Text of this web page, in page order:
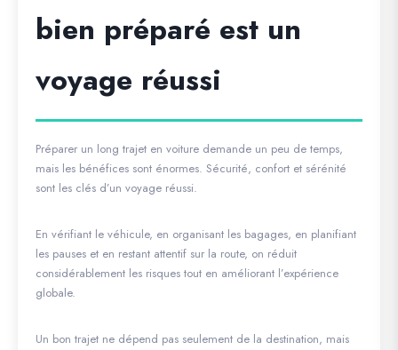
bien préparé est un
voyage réussi
Préparer un long trajet en voiture demande un peu de temps,
mais les bénéfices sont énormes. Sécurité, confort et sérénité
sont les clés d’un voyage réussi.
En vérifiant le véhicule, en organisant les bagages, en planifiant
les pauses et en restant attentif sur la route, on réduit
considérablement les risques tout en améliorant l’expérience
globale.
Un bon trajet ne dépend pas seulement de la destination, mais